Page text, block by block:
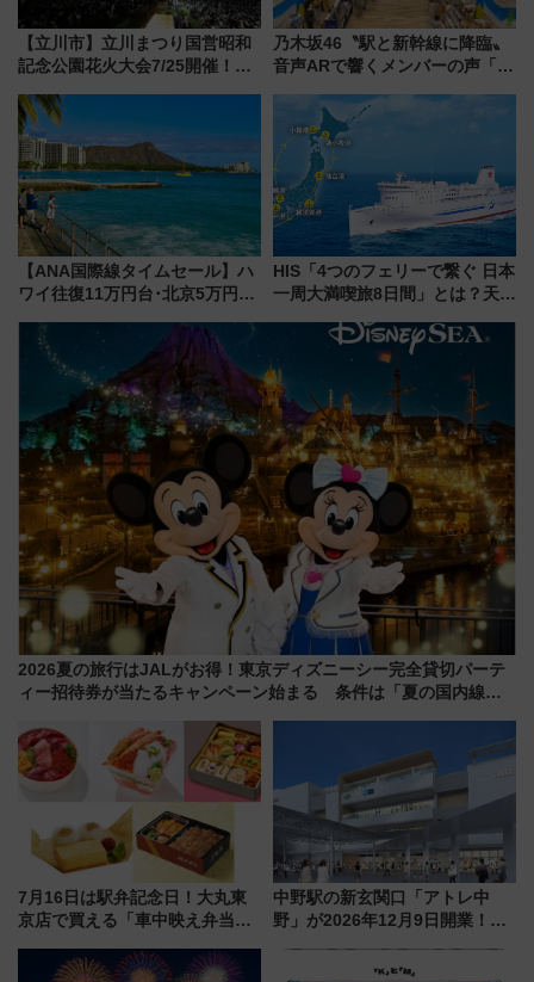
【立川市】立川まつり国営昭和
記念公園花火大会7/25開催！
混雑に要注意、その理由は
乃木坂46〝駅と新幹線に降臨〟
音声ARで響くメンバーの声「真
【ANA国際線タイムセール】ハ
ワイ往復11万円台･北京5万円台
来春のGW旅行まで狙える激ア
ツ路線まとめ（8/10まで）
HIS「4つのフェリーで繋ぐ 日本
一周大満喫旅8日間」とは？天橋
の絶景＆限定グルメを網羅！煩
雑な手続きも不要でお手軽に楽
しめるプランが登場
2026夏の旅行はJALがお得！東京ディズニーシー完全貸切パーテ
ィー招待券が当たるキャンペーン始まる 条件は「夏の国内線に2
7月16日は駅弁記念日！大丸東
京店で買える「車中映え弁当」
中野駅の新玄関口「アトレ中
野」が2026年12月9日開業！新